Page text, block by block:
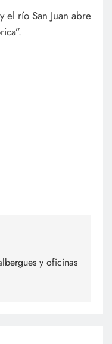
río San Juan abre
y oficinas